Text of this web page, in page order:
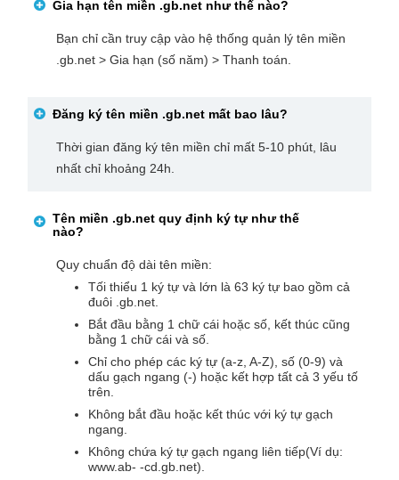
Gia hạn tên miền .gb.netnhư thế nào?
Bạn chỉ cần truy cập vào hệ thống quản lý tên miền
.gb.net > Gia hạn (số năm) > Thanh toán.
Đăng ký tên miền .gb.netmất bao lâu?
Thời gian đăng ký tên miền chỉ mất 5-10 phút, lâu
nhất chỉ khoảng 24h.
Tên miền .gb.netquy định ký tự như thế
nào?
Quy chuẩn độ dài tên miền:
Tối thiểu 1 ký tự và lớn là 63 ký tự bao gồm cả
đuôi .gb.net.
Bắt đầu bằng 1 chữ cái hoặc số, kết thúc cũng
bằng 1 chữ cái và số.
Chỉ cho phép các ký tự (a-z, A-Z), số (0-9) và
dấu gạch ngang (-) hoặc kết hợp tất cả 3 yếu tố
trên.
Không bắt đầu hoặc kết thúc với ký tự gạch
ngang.
Không chứa ký tự gạch ngang liên tiếp(Ví dụ:
www.ab- -cd.gb.net).